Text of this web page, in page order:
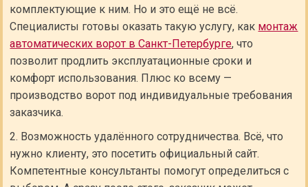
комплектующие к ним. Но и это ещё не всё.
Специалисты готовы оказать такую услугу, как монтаж
автоматических ворот в Санкт-Петербурге, что
позволит продлить эксплуатационные сроки и
комфорт использования. Плюс ко всему —
производство ворот под индивидуальные требования
заказчика.
Возможность удалённого сотрудничества. Всё, что
нужно клиенту, это посетить официальный сайт.
Компетентные консультанты помогут определиться с